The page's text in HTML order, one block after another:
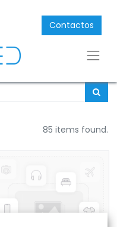
Contactos
85 items found.